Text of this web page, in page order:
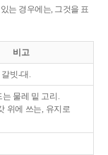
는 경우에는, 그것을 표
비고
빗-대.
는 물레 밑 고리.
위에 쓰는, 유지로